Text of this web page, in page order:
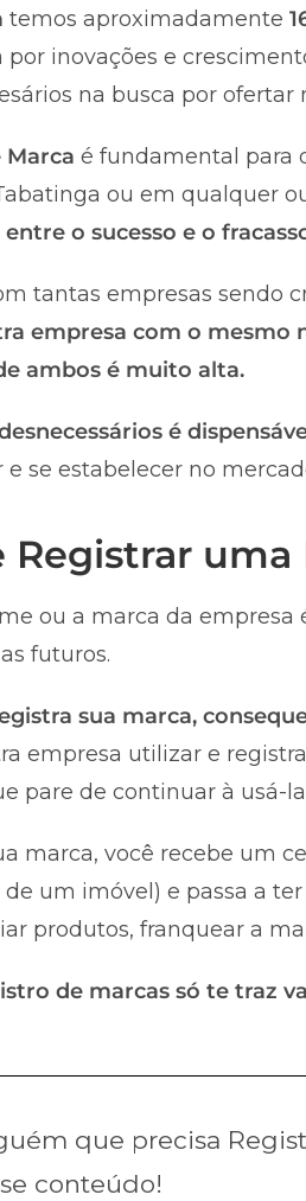
temos aproximadamente
por inovações e
na busca por ofertar
Marca é fundamental para
ou em qualquer
o sucesso e o
tantas empresas sendo
empresa com o mesmo
ambos é muito alta.
é
e se estabelecer no
Registrar uma
ou a marca da
futuros.
sua marca,
empresa utilizar e
pare de continuar à usá-
marca, você recebe um
um imóvel) e passa a
produtos, franquear a
de marcas só te traz
que precisa
conteúdo!